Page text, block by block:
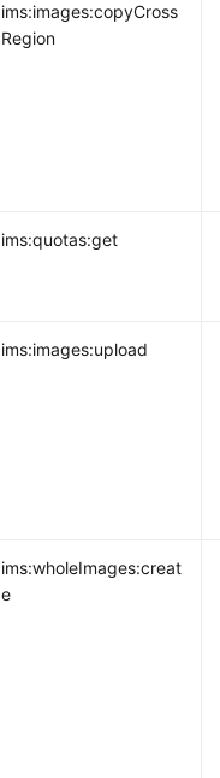
ims:images:copyCross
Region
ims:quotas:get
ims:images:upload
ims:wholeImages:creat
e